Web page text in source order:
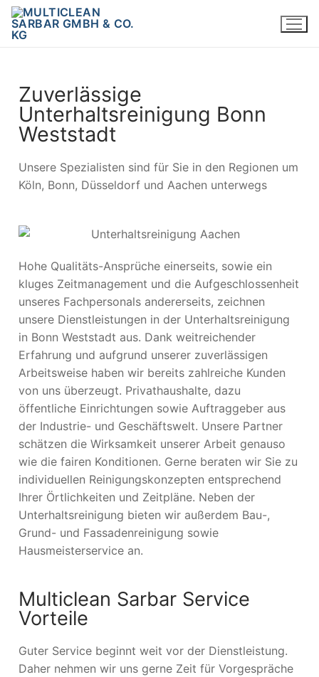
Zuverlässige
Unterhaltsreinigung Bonn
Weststadt
Unsere Spezialisten sind für Sie in den Regionen um
Köln, Bonn, Düsseldorf und Aachen unterwegs
Hohe Qualitäts-Ansprüche einerseits, sowie ein
kluges Zeitmanagement und die Aufgeschlossenheit
unseres Fachpersonals andererseits, zeichnen
unsere Dienstleistungen in der Unterhaltsreinigung
in Bonn Weststadt aus. Dank weitreichender
Erfahrung und aufgrund unserer zuverlässigen
Arbeitsweise haben wir bereits zahlreiche Kunden
von uns überzeugt. Privathaushalte, dazu
öffentliche Einrichtungen sowie Auftraggeber aus
der Industrie- und Geschäftswelt. Unsere Partner
schätzen die Wirksamkeit unserer Arbeit genauso
wie die fairen Konditionen. Gerne beraten wir Sie zu
individuellen Reinigungskonzepten entsprechend
Ihrer Örtlichkeiten und Zeitpläne. Neben der
Unterhaltsreinigung bieten wir außerdem Bau-,
Grund- und Fassadenreinigung sowie
Hausmeisterservice an.
Multiclean Sarbar Service
Vorteile
Guter Service beginnt weit vor der Dienstleistung.
Daher nehmen wir uns gerne Zeit für Vorgespräche